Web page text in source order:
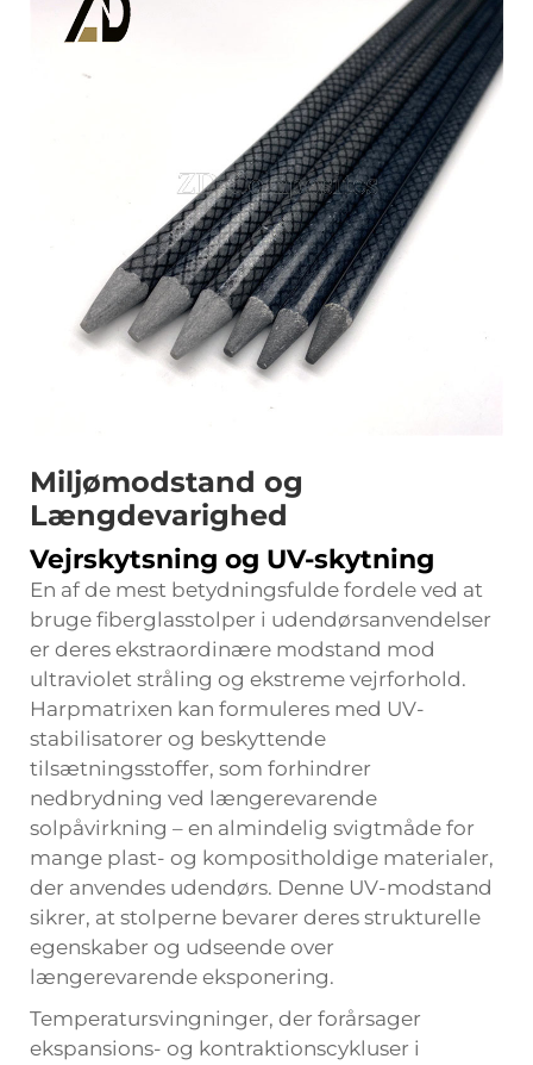
Miljømodstand og
Længdevarighed
Vejrskytsning og UV-skytning
En af de mest betydningsfulde fordele ved at
bruge fiberglasstolper i udendørsanvendelser
er deres ekstraordinære modstand mod
ultraviolet stråling og ekstreme vejrforhold.
Harpmatrixen kan formuleres med UV-
stabilisatorer og beskyttende
tilsætningsstoffer, som forhindrer
nedbrydning ved længerevarende
solpåvirkning – en almindelig svigtmåde for
mange plast- og kompositholdige materialer,
der anvendes udendørs. Denne UV-modstand
sikrer, at stolperne bevarer deres strukturelle
egenskaber og udseende over
længerevarende eksponering.
Temperatursvingninger, der forårsager
ekspansions- og kontraktionscykluser i